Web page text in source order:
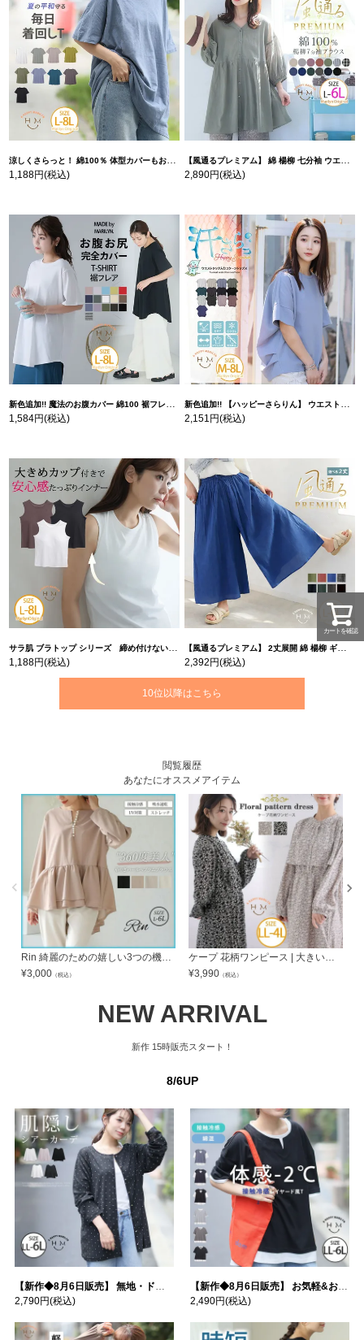
涼しくさらっと！ 綿100％ 体型カバーもお洒落も叶える 風合いコットン ゆるシルエット ドルマン | 大きいサイズの通販ならハッピーマリリン
1,188円(税込)
【風通るプレミアム】 綿 楊柳 七分袖 ウエストギャザー ブラウス | 大きいサイズの通販ならハッピーマリリン
2,890円(税込)
新色追加!! 魔法のお腹カバー 綿100 裾フレア Tシャツ | 大きいサイズの通販ならハッピーマリリン
1,584円(税込)
新色追加!! 【ハッピーさらりん】 ウエストタック入り スッキリ魅せ コクーントップス | 大きいサイズの通販ならハッピーマリリン
2,151円(税込)
サラ肌 ブラトップ シリーズ 締め付けない リブ タンクトップ | 大きいサイズの通販ならハッピーマリリン
1,188円(税込)
【風通るプレミアム】 2丈展開 綿 楊柳 ギャザー フレア スカンツ 【ウェストゴム】 | 大きいサイズの通販ならハッピーマリリン
2,392円(税込)
10位以降はこちら
閲覧履歴
あなたにオススメアイテム
Rin 綺麗のための嬉しい3つの機能! カットジョーゼット パール付 ペプラムブラウス オフィス 着やせ 体型カバー ビジネス ママ 接触冷感 | 大きいサイズの通販ならハッピーマリリン
¥3,000 （税込）
ケープ 花柄ワンピース | 大きいサイズの通販ならハッピーマリリン
¥3,990 （税込）
NEW ARRIVAL
新作 15時販売スタート！
8/6UP
【新作◆8月6日販売】 無地・ドット柄から選べる 忍ばせ 活躍 シアー カーデ | 大きいサイズの通販ならハッピーマリリン
2,790円(税込)
【新作◆8月6日販売】 お気軽&お手軽 選べるデザイン 接触冷感 レイヤード風 コットン トップス | 大きいサイズの通販ならハッピーマリリン
2,490円(税込)
カートを確認